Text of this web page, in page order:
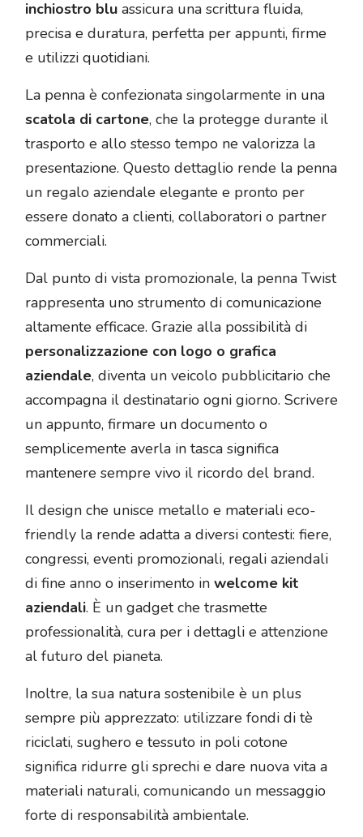
inchiostro blu assicura una scrittura fluida,
precisa e duratura, perfetta per appunti, firme
e utilizzi quotidiani.
La penna è confezionata singolarmente in una
scatola di cartone, che la protegge durante il
trasporto e allo stesso tempo ne valorizza la
presentazione. Questo dettaglio rende la penna
un regalo aziendale elegante e pronto per
essere donato a clienti, collaboratori o partner
commerciali.
Dal punto di vista promozionale, la penna Twist
rappresenta uno strumento di comunicazione
altamente efficace. Grazie alla possibilità di
personalizzazione con logo o grafica
aziendale, diventa un veicolo pubblicitario che
accompagna il destinatario ogni giorno. Scrivere
un appunto, firmare un documento o
semplicemente averla in tasca significa
mantenere sempre vivo il ricordo del brand.
Il design che unisce metallo e materiali eco-
friendly la rende adatta a diversi contesti: fiere,
congressi, eventi promozionali, regali aziendali
di fine anno o inserimento in welcome kit
aziendali. È un gadget che trasmette
professionalità, cura per i dettagli e attenzione
al futuro del pianeta.
Inoltre, la sua natura sostenibile è un plus
sempre più apprezzato: utilizzare fondi di tè
riciclati, sughero e tessuto in poli cotone
significa ridurre gli sprechi e dare nuova vita a
materiali naturali, comunicando un messaggio
forte di responsabilità ambientale.